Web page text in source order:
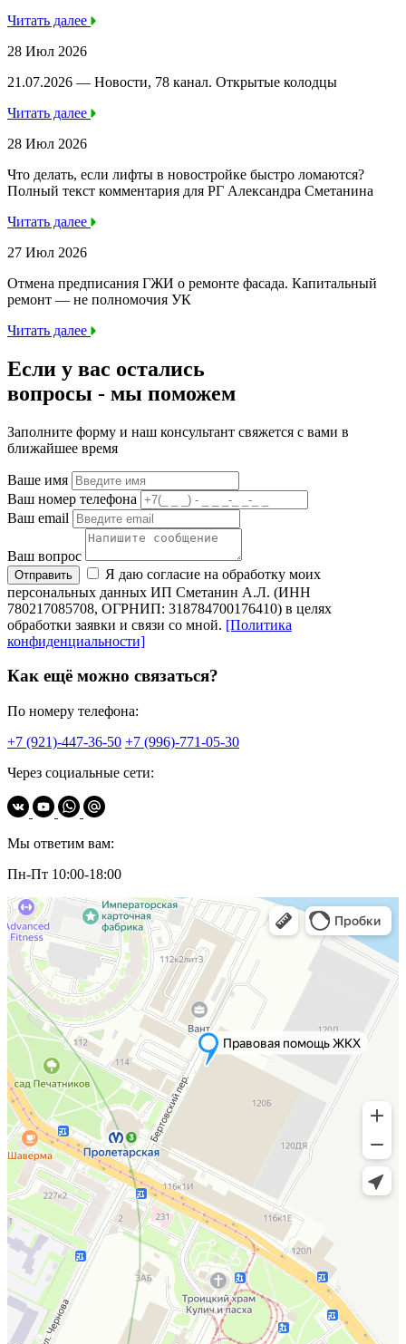
Читать далее
28 Июл 2026
21.07.2026 — Новости, 78 канал. Открытые колодцы
Читать далее
28 Июл 2026
Что делать, если лифты в новостройке быстро ломаются?
Полный текст комментария для РГ Александра Сметанина
Читать далее
27 Июл 2026
Отмена предписания ГЖИ о ремонте фасада. Капитальный
ремонт — не полномочия УК
Читать далее
Если у вас остались
вопросы - мы поможем
Заполните форму и наш консультант свяжется с вами в
ближайшее время
Ваше имя
Ваш номер телефона
Ваш email
Ваш вопрос
Отправить
Я даю согласие на обработку моих
персональных данных ИП Сметанин А.Л. (ИНН
780217085708, ОГРНИП: 318784700176410) в целях
обработки заявки и связи со мной. [Политика
конфиденциальности]
Как ещё можно связаться?
По номеру телефона:
+7 (921)-447-36-50 +7 (996)-771-05-30
Через социальные сети:
Мы ответим вам:
Пн-Пт 10:00-18:00